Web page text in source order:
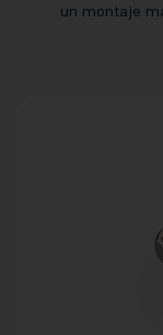
un montaje